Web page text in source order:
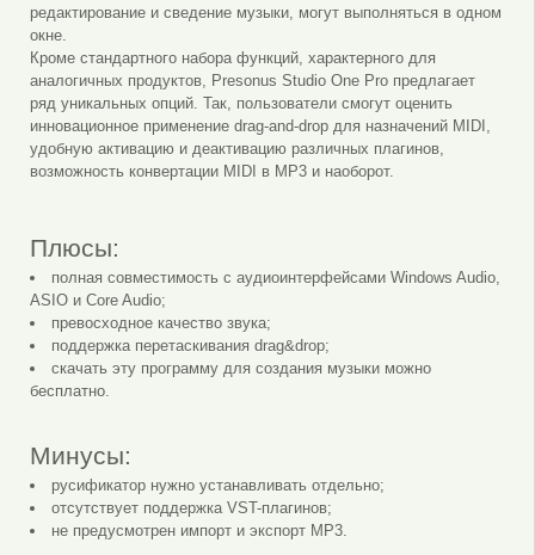
редактирование и сведение музыки, могут выполняться в одном
окне.
Кроме стандартного набора функций, характерного для
аналогичных продуктов, Presonus Studio One Pro предлагает
ряд уникальных опций. Так, пользователи смогут оценить
инновационное применение drag-and-drop для назначений MIDI,
удобную активацию и деактивацию различных плагинов,
возможность конвертации MIDI в MP3 и наоборот.
Плюсы:
полная совместимость с аудиоинтерфейсами Windows Audio,
ASIO и Core Audio;
превосходное качество звука;
поддержка перетаскивания drag&drop;
скачать эту программу для создания музыки можно
бесплатно.
Минусы:
русификатор нужно устанавливать отдельно;
отсутствует поддержка VST-плагинов;
не предусмотрен импорт и экспорт MP3.